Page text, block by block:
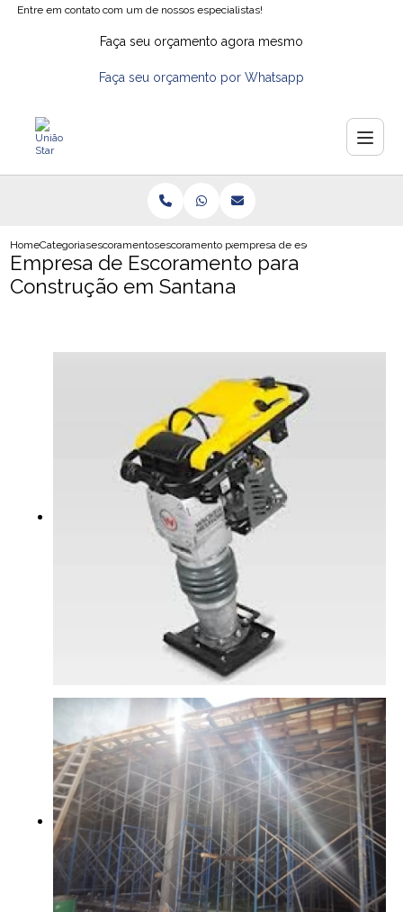
Entre em contato com um de nossos especialistas!
Faça seu orçamento agora mesmo
Faça seu orçamento por Whatsapp
HomeCategoriasescoramentosescoramento para lajeempresa de escoramento para
Empresa de Escoramento para
Construção em Santana